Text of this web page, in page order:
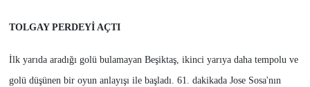
TOLGAY PERDEYİ AÇTI
İlk yarıda aradığı golü bulamayan Beşiktaş, ikinci yarıya daha tempolu ve
golü düşünen bir oyun anlayışı ile başladı. 61. dakikada Jose Sosa'nın